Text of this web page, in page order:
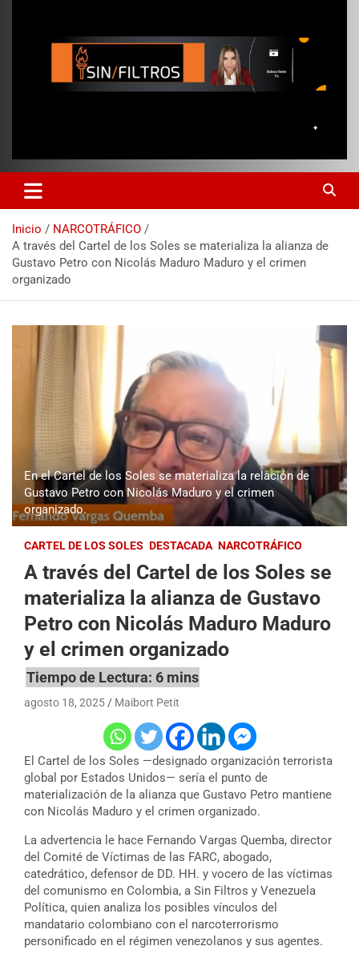
Inicio
NARCOTRÁFICO
A través del Cartel de los Soles se materializa la alianza de
Gustavo Petro con Nicolás Maduro Maduro y el crimen
organizado
En el Cartel de los Soles se materializa la relación de
Gustavo Petro con Nicolás Maduro y el crimen
organizado.
CARTEL DE LOS SOLES DESTACADA NARCOTRÁFICO
A través del Cartel de los Soles se
materializa la alianza de Gustavo
Petro con Nicolás Maduro Maduro
y el crimen organizado
agosto 18, 2025 Maibort Petit
El Cartel de los Soles —designado organización terrorista
global por Estados Unidos— sería el punto de
materialización de la alianza que Gustavo Petro mantiene
con Nicolás Maduro y el crimen organizado.
La advertencia le hace Fernando Vargas Quemba, director
del Comité de Víctimas de las FARC, abogado,
catedrático, defensor de DD. HH. y vocero de las víctimas
del comunismo en Colombia, a Sin Filtros y Venezuela
Política, quien analiza los posibles vínculos del
mandatario colombiano con el narcoterrorismo
personificado en el régimen venezolanos y sus agentes.